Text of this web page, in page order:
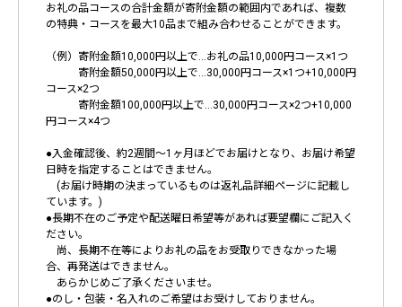
お礼の品コースの合計金額が寄附金額の範囲内であれば、複数
の特典・コースを最大10品まで組み合わせることができます。
（例）寄附金額10,000円以上で…お礼の品10,000円コース×1つ
寄附金額50,000円以上で…30,000円コース×1つ+10,000円
コース×2つ
寄附金額100,000円以上で…30,000円コース×2つ+10,000
円コース×4つ
●入金確認後、約2週間～1ヶ月ほどでお届けとなり、お届け希望
日時を指定することはできません。
(お届け時期の決まっているものは返礼品詳細ページに記載し
ています。)
●長期不在のご予定や配送曜日希望等があれば要望欄にご記入く
ださい。
尚、長期不在等によりお礼の品をお受取りできなかった場
合、再発送はできません。
あらかじめご了承くださいませ。
●のし・包装・名入れのご希望はお受けしておりません。